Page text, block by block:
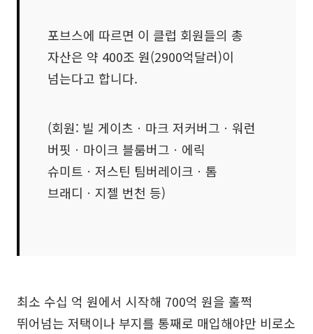
포브스에 따르면 이 클럽 회원들의 총
자산은 약 400조 원(2900억달러)이
넘는다고 합니다.
(회원: 빌 게이츠ㆍ마크 저커버그ㆍ워런
버핏ㆍ마이크 블룸버그ㆍ에릭
슈미트ㆍ저스틴 팀버레이크ㆍ톰
브래디ㆍ지젤 번천 등)
최소 수십 억 원에서 시작해 700억 원을 훌쩍
뛰어넘는 저택이나 부지를 통째로 매입해야만 비로소